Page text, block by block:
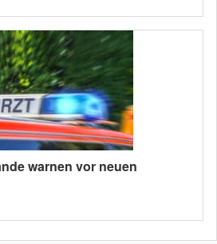
warnen vor neuen